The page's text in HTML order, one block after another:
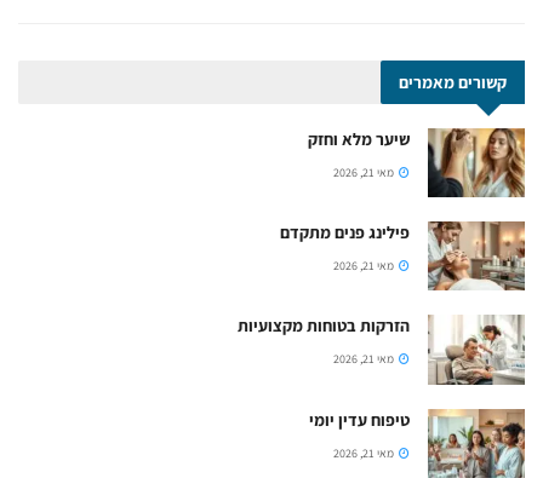
קשוריםמאמרים
שיער מלא וחזק
מאי 21, 2026
פילינג פנים מתקדם
מאי 21, 2026
הזרקות בטוחות מקצועיות
מאי 21, 2026
טיפוח עדין יומי
מאי 21, 2026